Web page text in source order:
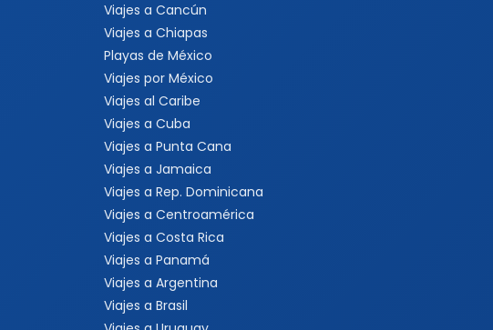
Viajes a Cancún
Viajes a Chiapas
Playas de México
Viajes por México
Viajes al Caribe
Viajes a Cuba
Viajes a Punta Cana
Viajes a Jamaica
Viajes a Rep. Dominicana
Viajes a Centroamérica
Viajes a Costa Rica
Viajes a Panamá
Viajes a Argentina
Viajes a Brasil